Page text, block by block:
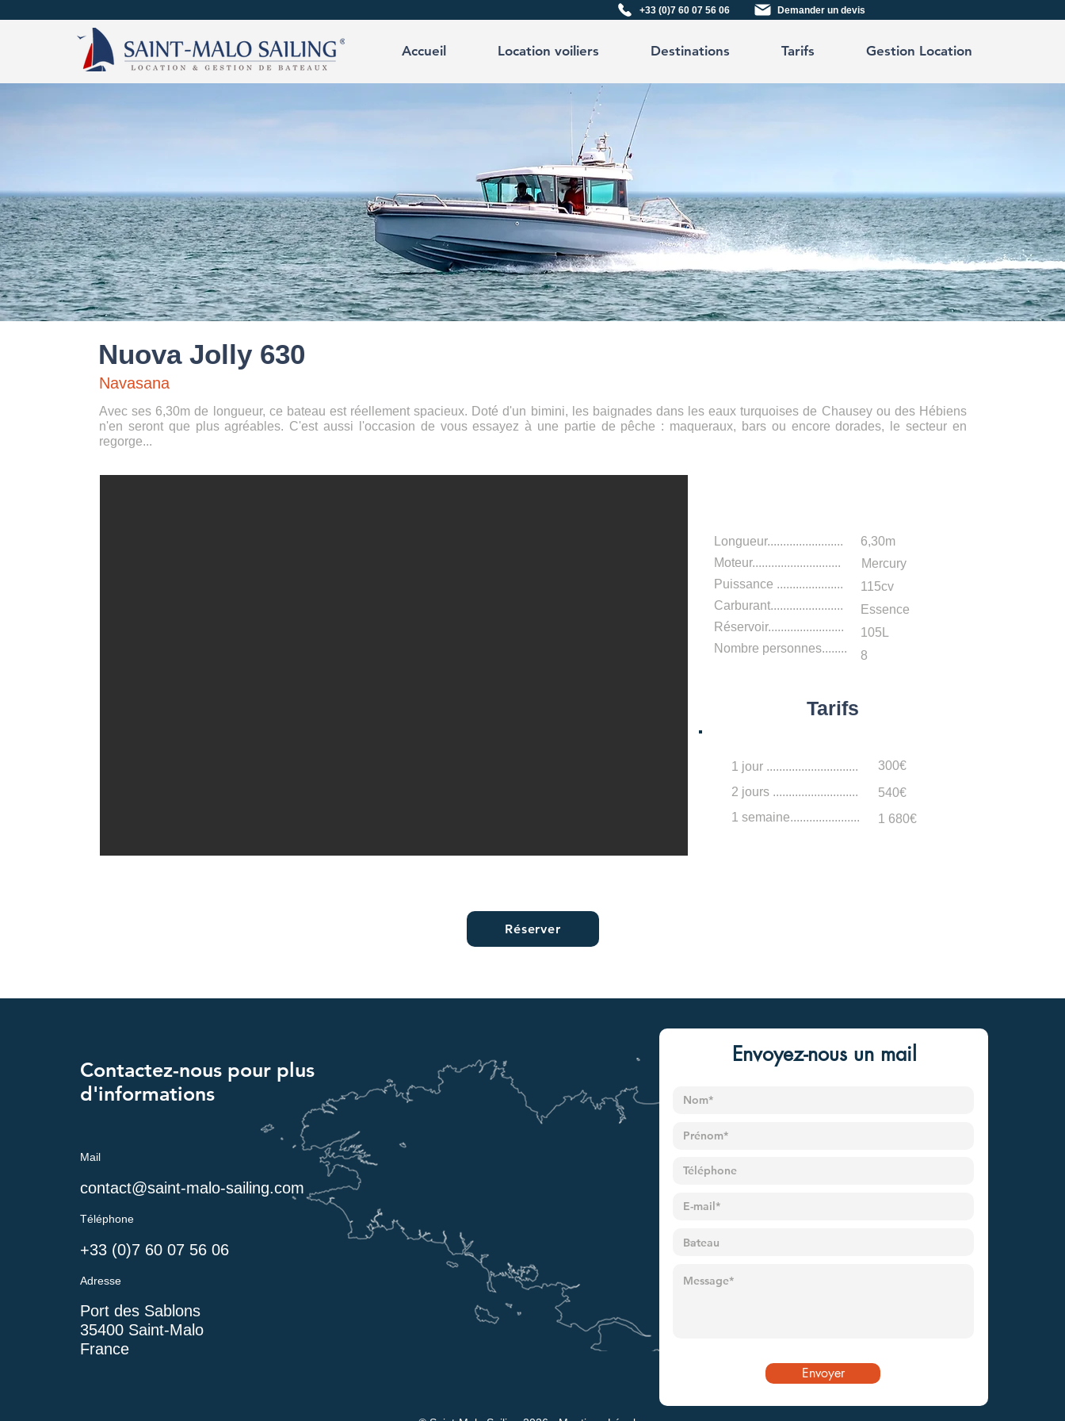
+33 (0)7 60 07 56 06 Demander un devis
Accueil Location voiliers Destinations Tarifs Gestion Location
Nuova Jolly 630
Navasana
Avec ses 6,30m de longueur, ce bateau est réellement spacieux. Doté d'un bimini, les baignades dans les eaux turquoises de Chausey ou des Hébiens
n'en seront que plus agréables. C'est aussi l'occasion de vous essayez à une partie de pêche : maqueraux, bars ou encore dorades, le secteur en
regorge...
ongueur........................
Moteur............................
Puissance .....................
Carburant.......................
Réservoir........................
Nombre personnes........
6,30m
Mercury
115cv
Essence
105L
8
Tarifs
1 jour .............................
2 jours ...........................
1 semaine......................
300€
540€
1 680€
Réserver
Mail
contact@saint-malo-sailing.com
Téléphone
+33 (0)7 60 07 56 06
Adresse
Port des Sablons
35400 Saint-Malo
France
Contactez-nous pour plus
d'informations
Envoyez-nous un mail
Envoyer